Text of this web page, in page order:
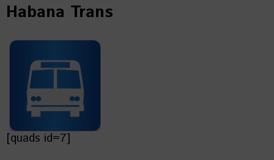
Habana Trans
[quads id=7]